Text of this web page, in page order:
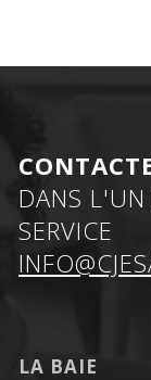
DANS
SERVICE
LA BAIE